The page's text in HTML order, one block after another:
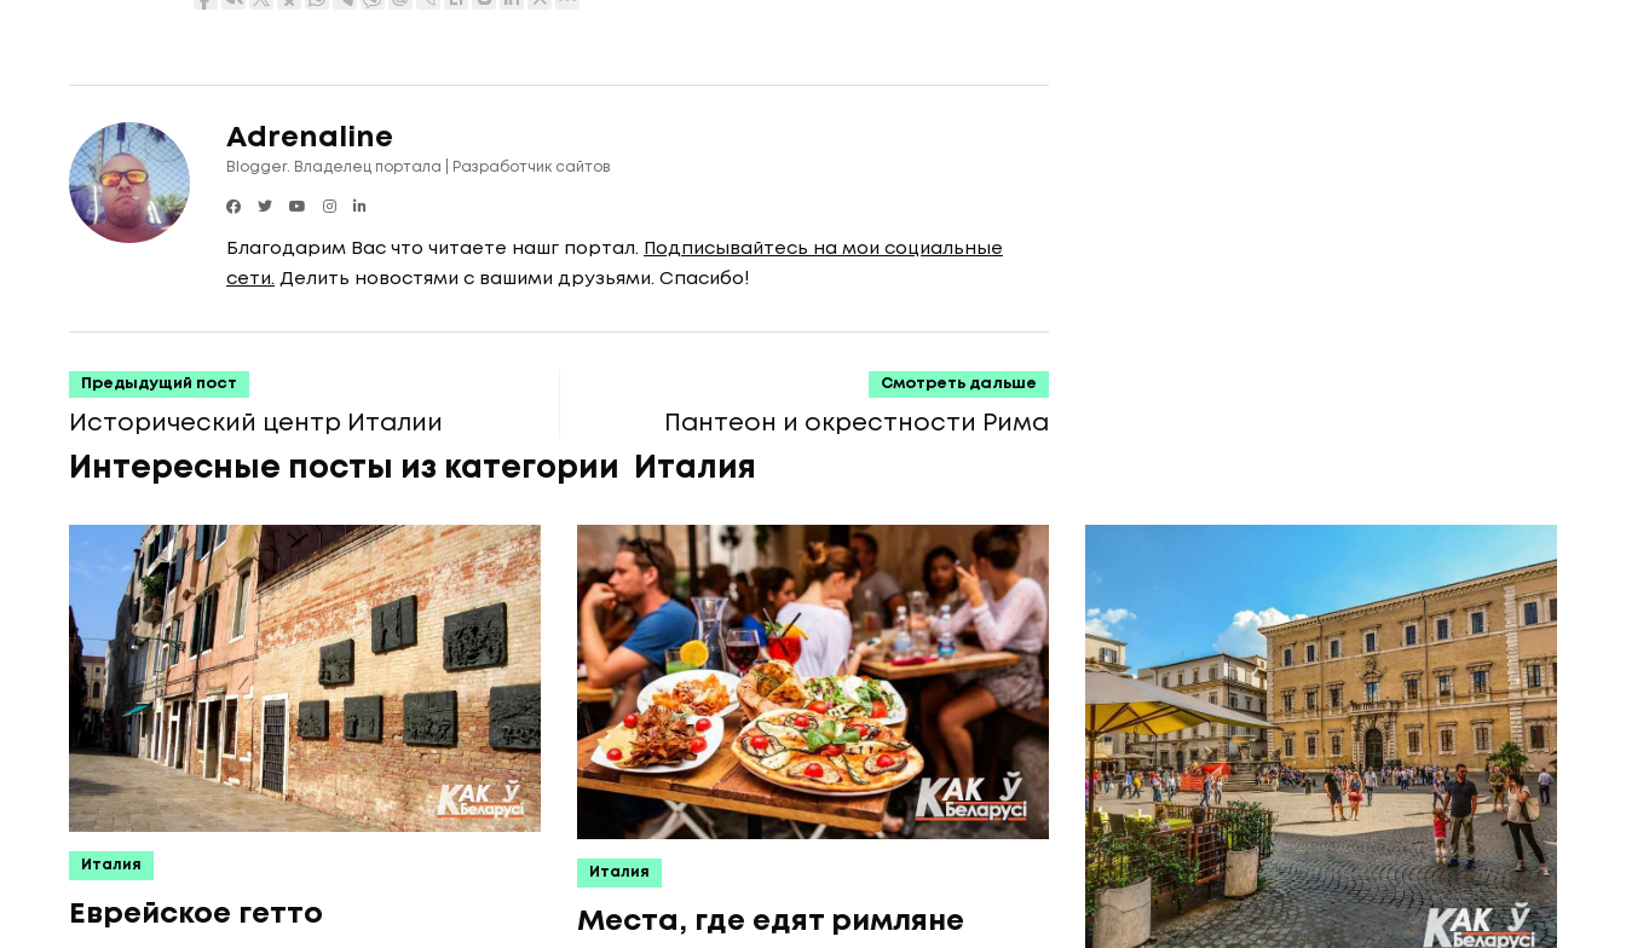
Adrenaline
Blogger. Владелец портала | Разработчик сайтов
Благодарим Вас что читаете нашг портал. Подписывайтесь на мои социальные
сети. Делить новостями с вашими друзьями. Спасибо!
Предыдущий пост
Исторический центр Италии
Смотреть дальше
Пантеон и окрестности Рима
Интересные посты из категории Италия
Италия
Еврейское гетто
Италия
Места, где едят римляне